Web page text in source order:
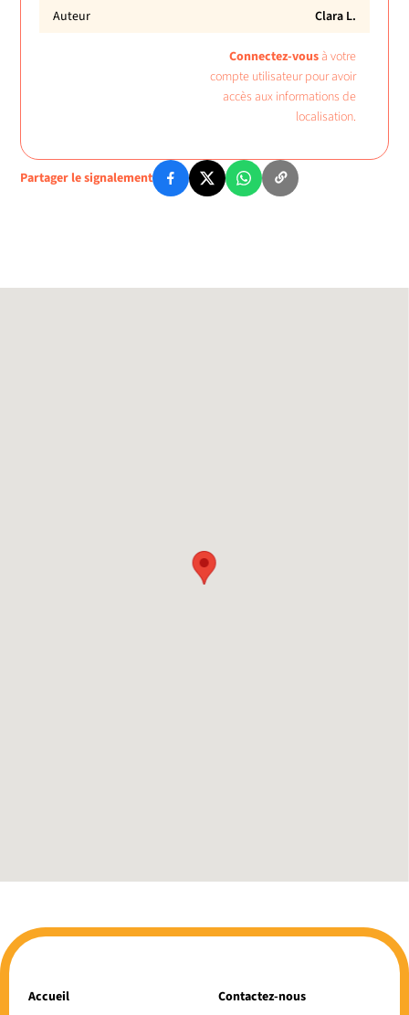
Auteur Clara L.
Connectez-vousà votre
compte utilisateur pour avoir
accès aux informations de
localisation.
Partager le signalement
Accueil
Contactez-nous